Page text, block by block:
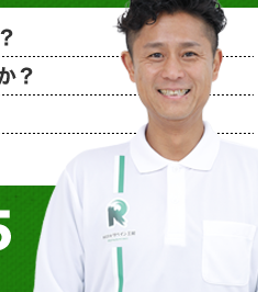
0120-3341-35
営業時間 : 午前8時～午後8時 土日